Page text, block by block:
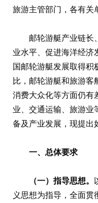
旅游主管部门，各有关
邮轮游艇产业链长
业水平、促进海洋经济
国邮轮游艇发展取得积
比，邮轮游艇和旅游客
消费大众化等方面仍有
业、交通运输、旅游业
备及产业发展，现提出
一、总体要求
（一）指导思想。
义思想为指导，全面贯